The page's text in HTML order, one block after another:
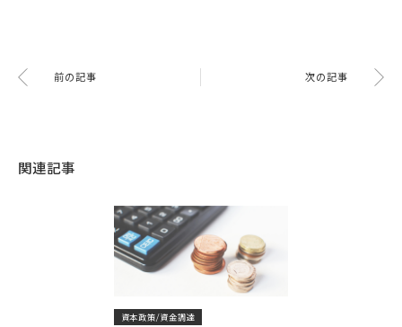
前の記事 次の記事
関連記事
資本政策/資金調達